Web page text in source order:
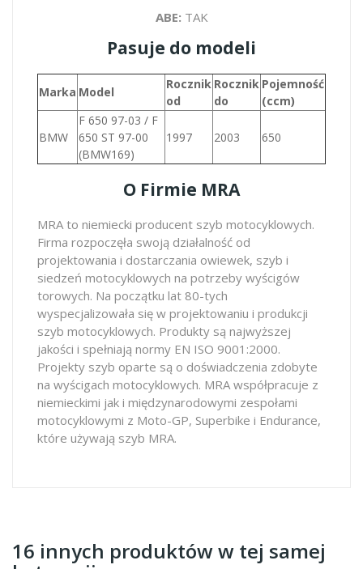
ABE: TAK
Pasuje do modeli
Marka Model
Rocznik
od
Rocznik
do
Pojemność
(ccm)
BMW
F 650 97-03 / F
650 ST 97-00
(BMW169)
1997 2003 650
O Firmie MRA
MRA to niemiecki producent szyb motocyklowych.
Firma rozpoczęła swoją działalność od
projektowania i dostarczania owiewek, szyb i
siedzeń motocyklowych na potrzeby wyścigów
torowych. Na początku lat 80-tych
wyspecjalizowała się w projektowaniu i produkcji
szyb motocyklowych. Produkty są najwyższej
jakości i spełniają normy EN ISO 9001:2000.
Projekty szyb oparte są o doświadczenia zdobyte
na wyścigach motocyklowych. MRA współpracuje z
niemieckimi jak i międzynarodowymi zespołami
motocyklowymi z Moto-GP, Superbike i Endurance,
które używają szyb MRA.
16 innych produktów w tej samej